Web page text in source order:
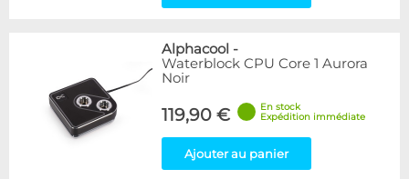
Alphacool -
Waterblock CPU Core 1 Aurora
Noir
119,90 €
En stock
Expédition immédiate
Ajouter au panier